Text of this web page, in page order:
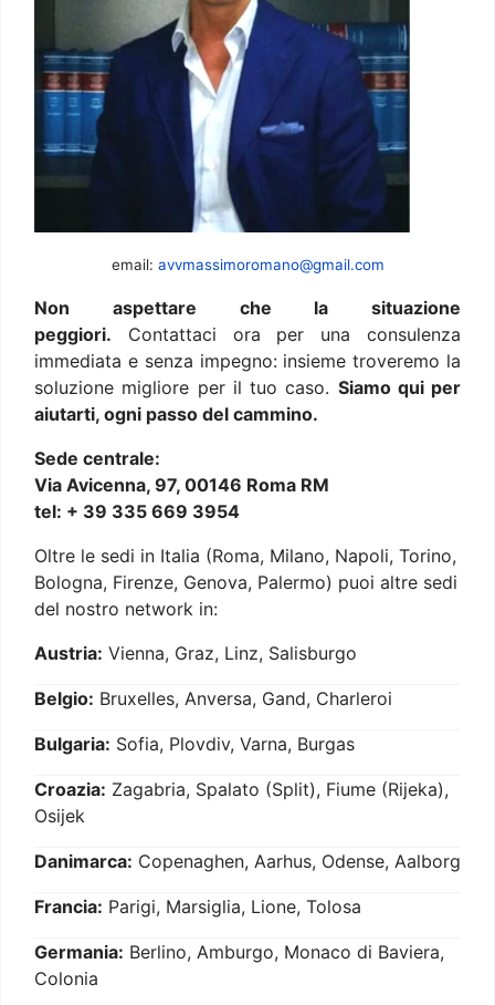
email: avvmassimoromano@gmail.com
Non aspettare che la situazione
peggiori. Contattaci ora per una consulenza
immediata e senza impegno: insieme troveremo la
soluzione migliore per il tuo caso. Siamo qui per
aiutarti, ogni passo del cammino.
Sede centrale:
Via Avicenna, 97, 00146 Roma RM
tel: + 39 335 669 3954
Oltre le sedi in Italia (Roma, Milano, Napoli, Torino,
Bologna, Firenze, Genova, Palermo) puoi altre sedi
del nostro network in:
Austria: Vienna, Graz, Linz, Salisburgo
Belgio: Bruxelles, Anversa, Gand, Charleroi
Bulgaria: Sofia, Plovdiv, Varna, Burgas
Croazia: Zagabria, Spalato (Split), Fiume (Rijeka),
Osijek
Danimarca: Copenaghen, Aarhus, Odense, Aalborg
Francia: Parigi, Marsiglia, Lione, Tolosa
Germania: Berlino, Amburgo, Monaco di Baviera,
Colonia